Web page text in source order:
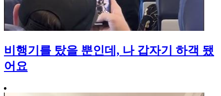
비행기를 탔을 뿐인데, 나 갑자기 하객 됐
어요